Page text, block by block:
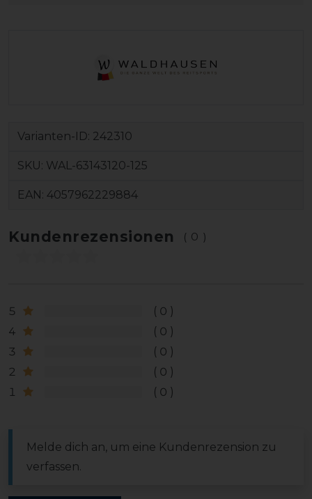
Varianten-ID: 242310
SKU: WAL-63143120-125
EAN: 4057962229884
Kundenrezensionen (0)
5
0
4
0
3
0
2
0
1
0
Melde dich an, um eine Kundenrezension zu
verfassen.